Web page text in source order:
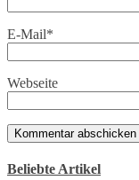
E-Mail*
Webseite
Beliebte Artikel